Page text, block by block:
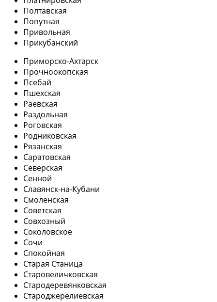
Полтавская
Попутная
Привольная
Прикубанский
Приморско-Ахтарск
Прочноокопская
Псебай
Пшехская
Раевская
Раздольная
Роговская
Родниковская
Рязанская
Саратовская
Северская
Сенной
Славянск-на-Кубани
Смоленская
Советская
Совхозный
Соколовское
Сочи
Спокойная
Старая Станица
Старовеличковская
Стародеревянковская
Староджерелиевская